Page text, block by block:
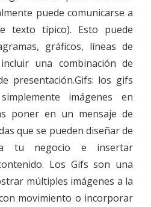
puede comunicarse a
texto típico). Esto puede
gráficos, líneas de
una combinación de
presentación.Gifs: los gifs
imágenes en
poner en un mensaje de
que se pueden diseñar de
tu negocio e insertar
Los Gifs son una
múltiples imágenes a la
movimiento o incorporar